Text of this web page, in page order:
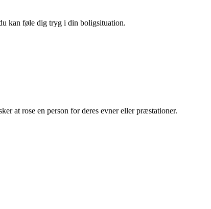
kan føle dig tryg i din boligsituation.
at rose en person for deres evner eller præstationer.